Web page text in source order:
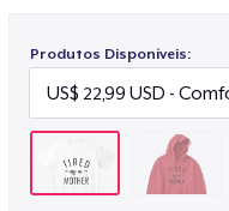
Produtos Disponíveis: